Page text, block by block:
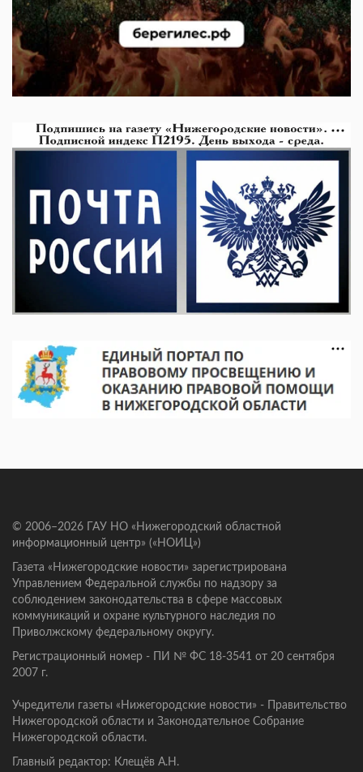
© 2006–2026 ГАУ НО «Нижегородский областной
информационный центр» («НОИЦ»)
Газета «Нижегородские новости» зарегистрирована
Управлением Федеральной службы по надзору за
соблюдением законодательства в сфере массовых
коммуникаций и охране культурного наследия по
Приволжскому федеральному округу.
Регистрационный номер - ПИ № ФС 18-3541 от 20 сентября
2007 г.
Учредители газеты «Нижегородские новости» - Правительство
Нижегородской области и Законодательное Собрание
Нижегородской области.
Главный редактор: Клещёв А.Н.